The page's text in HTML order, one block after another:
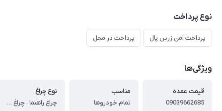
نوع پرداخت
پرداخت امن زرین پال پرداخت در محل
ویژگی‌ها
قیمت عمده
09039662685
مناسب
تمام خودروها
نوع چراغ
چراغ راهنما ، چراغ جلو ، چراغ مه شکن ، اسپرت ، چراغ تزیینی